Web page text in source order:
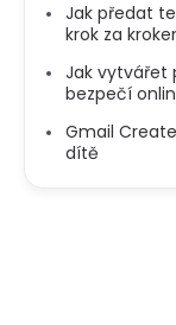
Jak předat
krok za
Jak vytvářet
bezpečí
Gmail
dítě